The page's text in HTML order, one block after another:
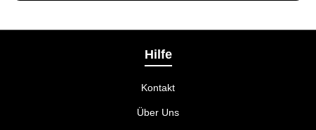
Liefermethode wählen, die am besten zu Ihnen
Hilfe
Kontakt
Über Uns